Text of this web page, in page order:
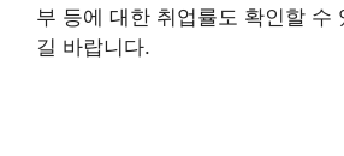
부 등에 대한 취업률도 확인할 수
길 바랍니다.